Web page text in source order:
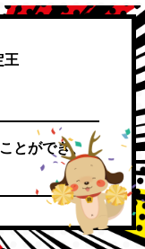
王
とができ、